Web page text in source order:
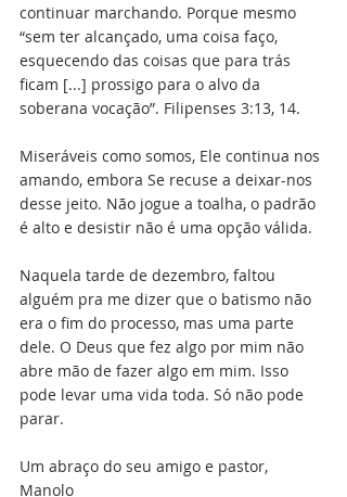
continuar marchando. Porque mesmo
“sem ter alcançado, uma coisa faço,
esquecendo das coisas que para trás
ficam [...] prossigo para o alvo da
soberana vocação”. Filipenses 3:13, 14.
Miseráveis como somos, Ele continua nos
amando, embora Se recuse a deixar-nos
desse jeito. Não jogue a toalha, o padrão
é alto e desistir não é uma opção válida.
Naquela tarde de dezembro, faltou
alguém pra me dizer que o batismo não
era o fim do processo, mas uma parte
dele. O Deus que fez algo por mim não
abre mão de fazer algo em mim. Isso
pode levar uma vida toda. Só não pode
parar.
Um abraço do seu amigo e pastor,
Manolo